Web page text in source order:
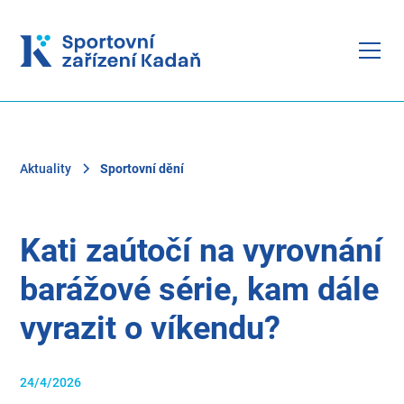
Aktuality Sportovní dění
Kati zaútočí na vyrovnání
barážové série, kam dále
vyrazit o víkendu?
24/4/2026